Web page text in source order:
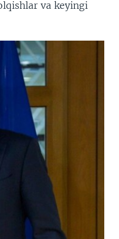
va keyingi